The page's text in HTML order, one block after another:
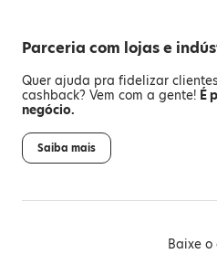
Parceria com lojas e
Quer ajuda pra fidelizar
cashback? Vem com a gente! É
negócio.
Saiba mais
Baixe o